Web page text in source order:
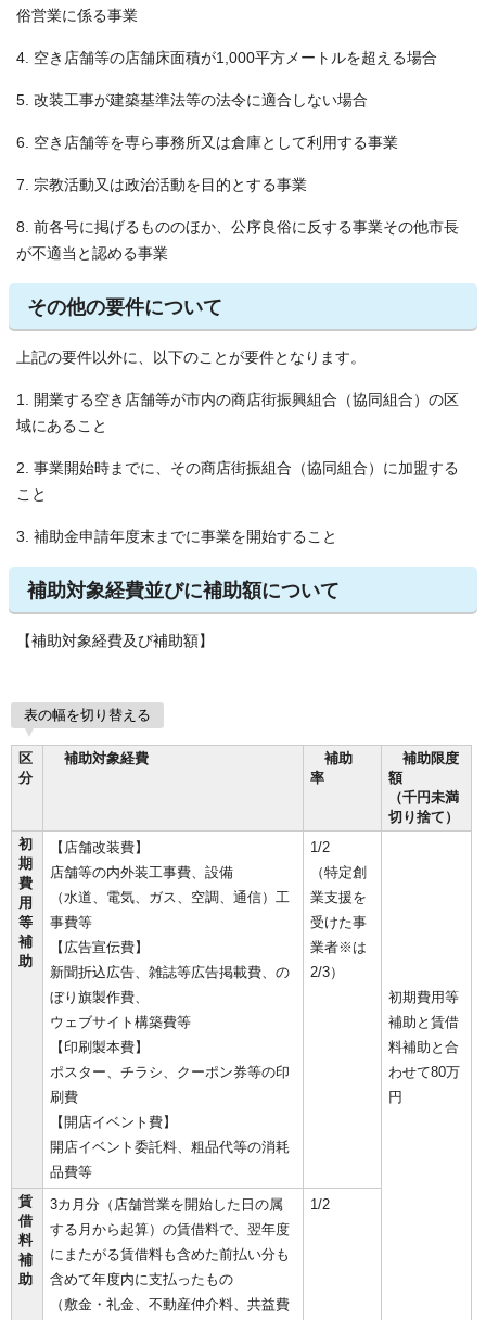
俗営業に係る事業
4. 空き店舗等の店舗床面積が1,000平方メートルを超える場合
5. 改装工事が建築基準法等の法令に適合しない場合
6. 空き店舗等を専ら事務所又は倉庫として利用する事業
7. 宗教活動又は政治活動を目的とする事業
8. 前各号に掲げるもののほか、公序良俗に反する事業その他市長
が不適当と認める事業
その他の要件について
上記の要件以外に、以下のことが要件となります。
1. 開業する空き店舗等が市内の商店街振興組合（協同組合）の区
域にあること
2. 事業開始時までに、その商店街振組合（協同組合）に加盟する
こと
3. 補助金申請年度末までに事業を開始すること
補助対象経費並びに補助額について
【補助対象経費及び補助額】
表の幅を切り替える
区
分
補助対象経費
補助
率
補助限度
額
（千円未満
切り捨て）
初
期
費
用
等
補
助
【店舗改装費】
店舗等の内外装工事費、設備
（水道、電気、ガス、空調、通信）工
事費等
【広告宣伝費】
新聞折込広告、雑誌等広告掲載費、の
ぼり旗製作費、
ウェブサイト構築費等
【印刷製本費】
ポスター、チラシ、クーポン券等の印
刷費
【開店イベント費】
開店イベント委託料、粗品代等の消耗
品費等
1/2
（特定創
業支援を
受けた事
業者※は
2/3）
初期費用等
補助と賃借
料補助と合
わせて80万
円
賃
借
料
補
助
3カ月分（店舗営業を開始した日の属
する月から起算）の賃借料で、翌年度
にまたがる賃借料も含めた前払い分も
含めて年度内に支払ったもの
（敷金・礼金、不動産仲介料、共益費
1/2